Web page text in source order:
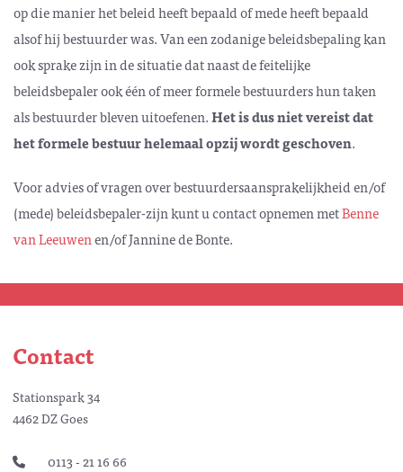
op die manier het beleid heeft bepaald of mede heeft bepaald
alsof hij bestuurder was. Van een zodanige beleidsbepaling kan
ook sprake zijn in de situatie dat naast de feitelijke
beleidsbepaler ook één of meer formele bestuurders hun taken
als bestuurder bleven uitoefenen.Het is dus niet vereist dat
het formele bestuur helemaal opzij wordt geschoven.
Voor advies of vragen over bestuurdersaansprakelijkheid en/of
(mede) beleidsbepaler-zijn kunt u contact opnemen metBenne
van Leeuwenen/of Jannine de Bonte.
Contact
Stationspark 34
4462 DZ Goes
0113 - 21 16 66